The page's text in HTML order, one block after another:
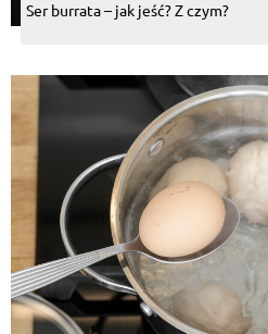
Ser burrata – jak jeść? Z czym?